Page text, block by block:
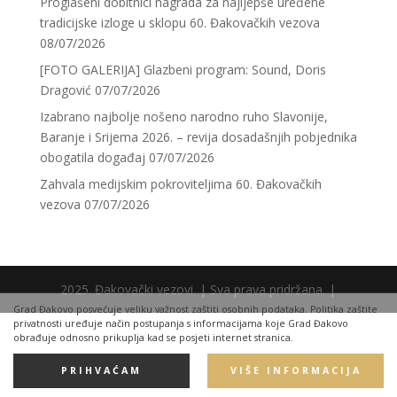
Grad Đakovo posvećuje veliku važnost zaštiti osobnih podataka. Politika zaštite
privatnosti uređuje način postupanja s informacijama koje Grad Đakovo
obrađuje odnosno prikuplja kad se posjeti internet stranica.
PRIHVAĆAM VIŠE INFORMACIJA
tradicijske izloge u sklopu 60. Đakovačkih vezova
08/07/2026
[FOTO GALERIJA] Glazbeni program: Sound, Doris
Dragović 07/07/2026
Izabrano najbolje nošeno narodno ruho Slavonije,
Baranje i Srijema 2026. – revija dosadašnjih pobjednika
obogatila događaj 07/07/2026
Zahvala medijskim pokroviteljima 60. Đakovačkih
vezova 07/07/2026
2025. Đakovački vezovi. | Sva prava pridržana. |